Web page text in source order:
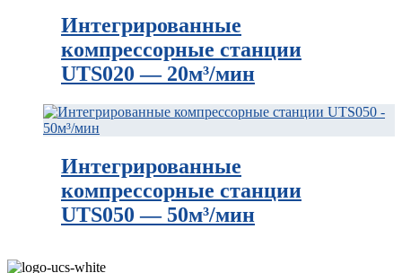
Интегрированные
компрессорные станции
UTS020 — 20м³/мин
Интегрированные
компрессорные станции
UTS050 — 50м³/мин